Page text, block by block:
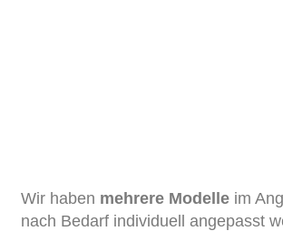
Wir haben mehrere Modelleim
nach Bedarf individuell angepasst